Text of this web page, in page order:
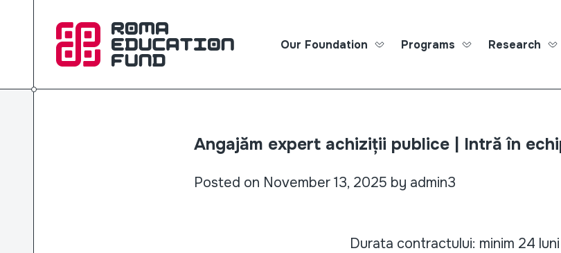
Our Foundation Programs Research
Angajăm expert achiziții publice | Intră în
Posted on November 13, 2025 by admin3
Durata contractului: minim 24